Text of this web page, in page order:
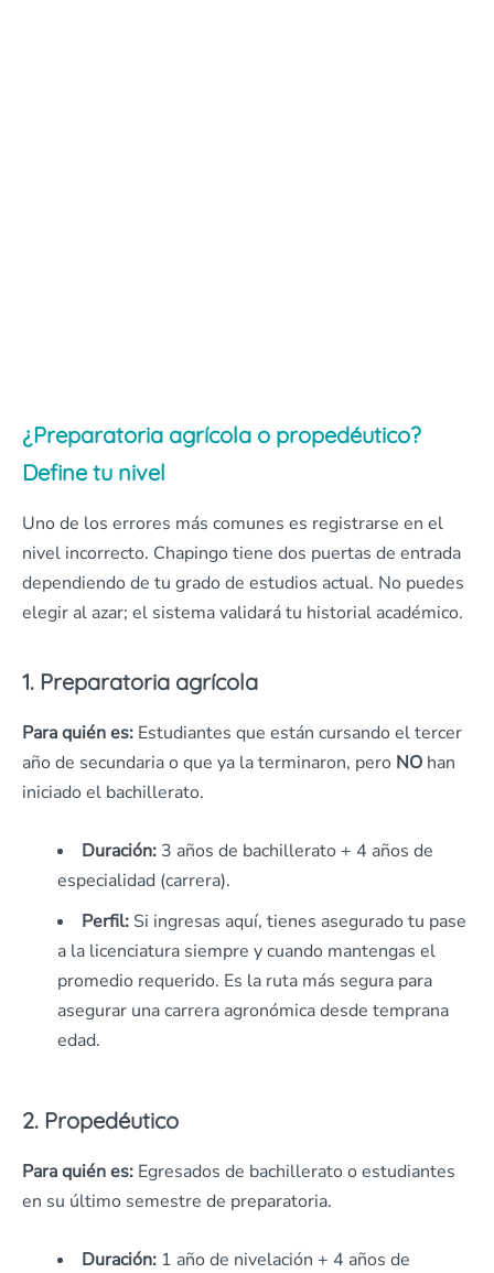
¿Preparatoria agrícola o propedéutico?
Define tu nivel
Uno de los errores más comunes es registrarse en el
nivel incorrecto. Chapingo tiene dos puertas de entrada
dependiendo de tu grado de estudios actual. No puedes
elegir al azar; el sistema validará tu historial académico.
1. Preparatoria agrícola
Para quién es: Estudiantes que están cursando el tercer
año de secundaria o que ya la terminaron, pero NO han
iniciado el bachillerato.
Duración: 3 años de bachillerato + 4 años de
especialidad (carrera).
Perfil: Si ingresas aquí, tienes asegurado tu pase
a la licenciatura siempre y cuando mantengas el
promedio requerido. Es la ruta más segura para
asegurar una carrera agronómica desde temprana
edad.
2. Propedéutico
Para quién es: Egresados de bachillerato o estudiantes
en su último semestre de preparatoria.
Duración: 1 año de nivelación + 4 años de